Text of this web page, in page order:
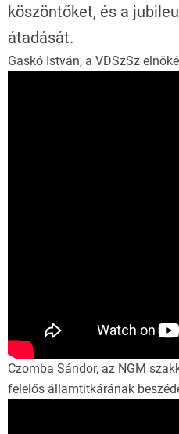
köszöntőket, és a
átadását.
Gaskó István, a VDSzSz
Czomba Sándor, az NGM
felelős államtitkárának